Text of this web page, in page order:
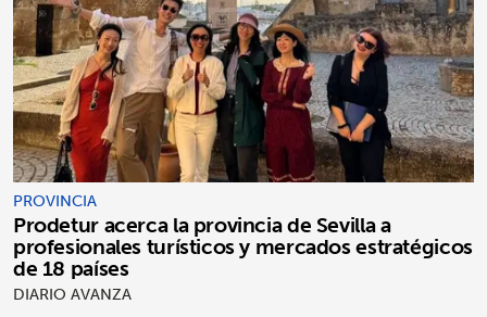
PROVINCIA
Prodetur acerca la provincia de Sevilla a
profesionales turísticos y mercados estratégicos
de 18 países
DIARIO AVANZA